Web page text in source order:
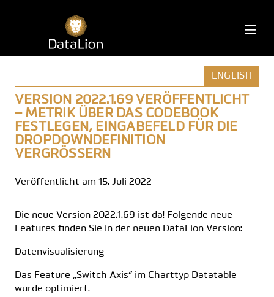
ENGLISH
VERSION 2022.1.69 VERÖFFENTLICHT
– METRIK ÜBER DAS CODEBOOK
FESTLEGEN, EINGABEFELD FÜR DIE
DROPDOWNDEFINITION
VERGRÖSSERN
Veröffentlicht am 15. Juli 2022
Die neue Version 2022.1.69 ist da! Folgende neue
Features finden Sie in der neuen DataLion Version:
Datenvisualisierung
Das Feature „Switch Axis“ im Charttyp Datatable
wurde optimiert.